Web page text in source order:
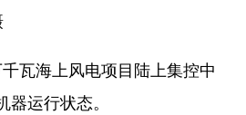
海上风电项目陆上集控中
器运行状态。